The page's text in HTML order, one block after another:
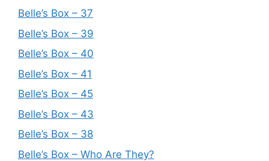
Belle’s Box – 37
Belle’s Box – 39
Belle’s Box – 40
Belle’s Box – 41
Belle’s Box – 45
Belle’s Box – 43
Belle’s Box – 38
Belle’s Box – Who Are They?